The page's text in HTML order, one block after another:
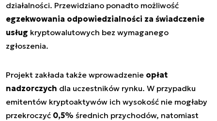
działalności. Przewidziano ponadto możliwość
egzekwowania odpowiedzialności za świadczenie
usług kryptowalutowych bez wymaganego
zgłoszenia.
Projekt zakłada także wprowadzenie opłat
nadzorczych dla uczestników rynku. W przypadku
emitentów kryptoaktywów ich wysokość nie mogłaby
przekroczyć 0,5% średnich przychodów, natomiast